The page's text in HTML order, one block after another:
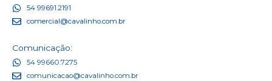
54 99691.2191
comercial@cavalinho.com.br
Comunicação:
54 99660.7275
comunicacao@cavalinho.com.br